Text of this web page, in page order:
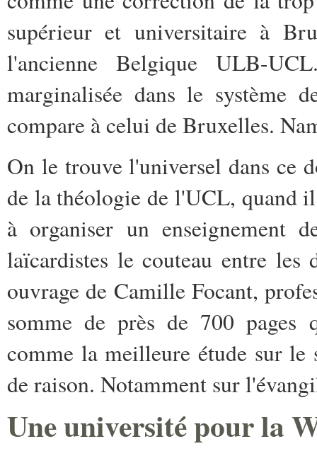
supérieur et universitaire à
l'ancienne Belgique ULB-
marginalisée dans le système
compare à celui de Bruxelles.
On le trouve l'universel dans ce
de la théologie de l'UCL, quand
à organiser un enseignement
laïcardistes le couteau entre
ouvrage de Camille Focant,
somme de près de 700 pages
comme la meilleure étude sur
de raison. Notamment sur
Une université pour la